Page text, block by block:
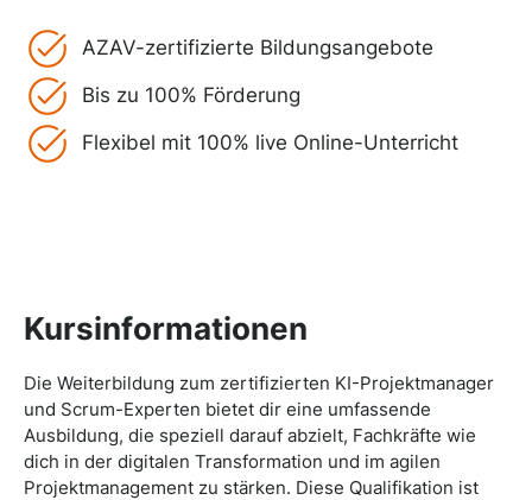
AZAV-zertifizierte Bildungsangebote
Bis zu 100% Förderung
Flexibel mit 100% live Online-Unterricht
Kursinformationen
Die Weiterbildung zum zertifizierten KI-Projektmanager
und Scrum-Experten bietet dir eine umfassende
Ausbildung, die speziell darauf abzielt, Fachkräfte wie
dich in der digitalen Transformation und im agilen
Projektmanagement zu stärken. Diese Qualifikation ist